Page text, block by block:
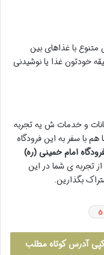
متنوع با غذاهای بین
خودتون غذا یا نوشیدنی
و خدمات ش یه تجربه
با سفر به این فرودگاه
امام خمینی (ره)
تجربه ی شما در این
بگذارین.
آدرس کوتاه مطلب